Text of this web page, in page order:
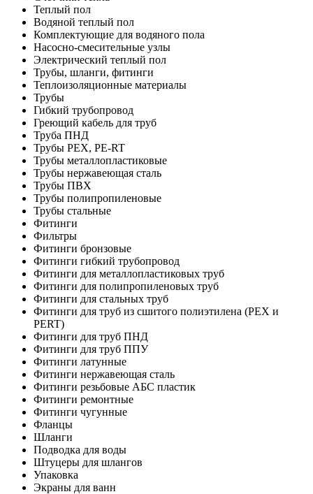
Теплый пол
Водяной теплый пол
Комплектующие для водяного пола
Насосно-смесительные узлы
Электрический теплый пол
Трубы, шланги, фитинги
Теплоизоляционные материалы
Трубы
Гибкий трубопровод
Греющий кабель для труб
Труба ПНД
Трубы PEX, PE-RT
Трубы металлопластиковые
Трубы нержавеющая сталь
Трубы ПВХ
Трубы полипропиленовые
Трубы стальные
Фитинги
Фильтры
Фитинги бронзовые
Фитинги гибкий трубопровод
Фитинги для металлопластиковых труб
Фитинги для полипропиленовых труб
Фитинги для стальных труб
Фитинги для труб из сшитого полиэтилена (PEX и
PERT)
Фитинги для труб ПНД
Фитинги для труб ППУ
Фитинги латунные
Фитинги нержавеющая сталь
Фитинги резьбовые АБС пластик
Фитинги ремонтные
Фитинги чугунные
Фланцы
Шланги
Подводка для воды
Штуцеры для шлангов
Упаковка
Экраны для ванн